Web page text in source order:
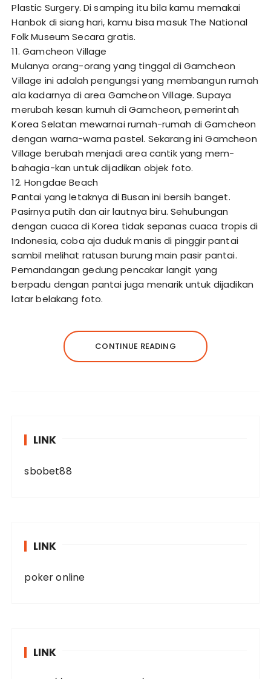
Plastic Surgery. Di samping itu bila kamu memakai
Hanbok di siang hari, kamu bisa masuk The National
Folk Museum Secara gratis.
11. Gamcheon Village
Mulanya orang-orang yang tinggal di Gamcheon
Village ini adalah pengungsi yang membangun rumah
ala kadarnya di area Gamcheon Village. Supaya
merubah kesan kumuh di Gamcheon, pemerintah
Korea Selatan mewarnai rumah-rumah di Gamcheon
dengan warna-warna pastel. Sekarang ini Gamcheon
Village berubah menjadi area cantik yang mem-
bahagia-kan untuk dijadikan objek foto.
12. Hongdae Beach
Pantai yang letaknya di Busan ini bersih banget.
Pasirnya putih dan air lautnya biru. Sehubungan
dengan cuaca di Korea tidak sepanas cuaca tropis di
Indonesia, coba aja duduk manis di pinggir pantai
sambil melihat ratusan burung main pasir pantai.
Pemandangan gedung pencakar langit yang
berpadu dengan pantai juga menarik untuk dijadikan
latar belakang foto.
CONTINUE READING
LINK
sbobet88
LINK
poker online
LINK